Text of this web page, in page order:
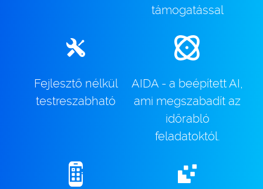
támogatással
Fejlesztő nélkül
testreszabható
AIDA - a beépített AI,
ami megszabadít az
időrabló
feladatoktól.